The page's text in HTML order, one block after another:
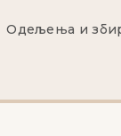
Одељења и